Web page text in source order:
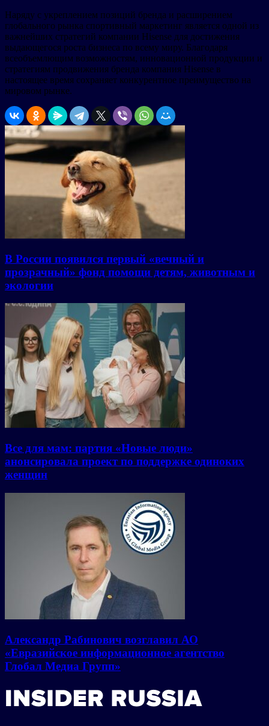
Наряду с укреплением позиций бренда и расширением
глобального рынка спортивный маркетинг является одной из
важнейших стратегий компании Hisense для достижения
выдающегося роста бизнеса по всему миру. Благодаря
всеобъемлющим возможностям, инновационной продукции и
стратегиям продвижения бренда компания Hisense в
настоящее время сохраняет конкурентное преимущество на
мировом рынке.
В России появился первый «вечный и
прозрачный» фонд помощи детям, животным и
экологии
Все для мам: партия «Новые люди»
анонсировала проект по поддержке одиноких
женщин
Александр Рабинович возглавил АО
«Евразийское информационное агентство
Глобал Медиа Групп»